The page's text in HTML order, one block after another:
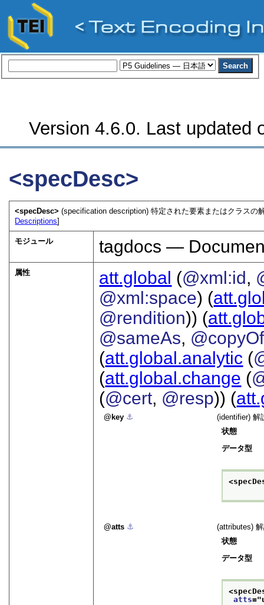
Version 4.6.0. Last updated
<specDesc>
<specDesc>(specification description) 特定された要素またはクラス
Descriptions]
モジュール tagdocs —
属性 att.global (@xml:id,
@xml:space) (
@rendition)) (
@sameAs, @copyOf
(att.global.analytic (
(att.global.change (
(@cert, @resp)) (
key ⚓︎
(identifier) 解
状態
データ型
atts ⚓︎
(attributes)
状態
データ型
atts="